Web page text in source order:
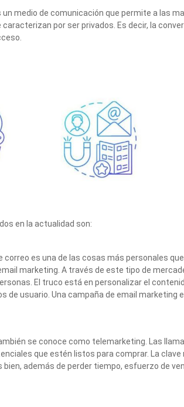
medio de comunicación que permite a las
por ser privados. Es decir, la
en la actualidad son:
correo es una de las cosas más personales
marketing. A través de este tipo de
El truco está en personalizar el
de usuario. Una campaña de email marketing
se conoce como telemarketing. Las
que estén listos para comprar. La
además de perder tiempo, esfuerzo de